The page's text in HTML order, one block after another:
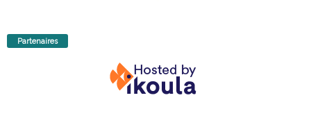
Partenaires